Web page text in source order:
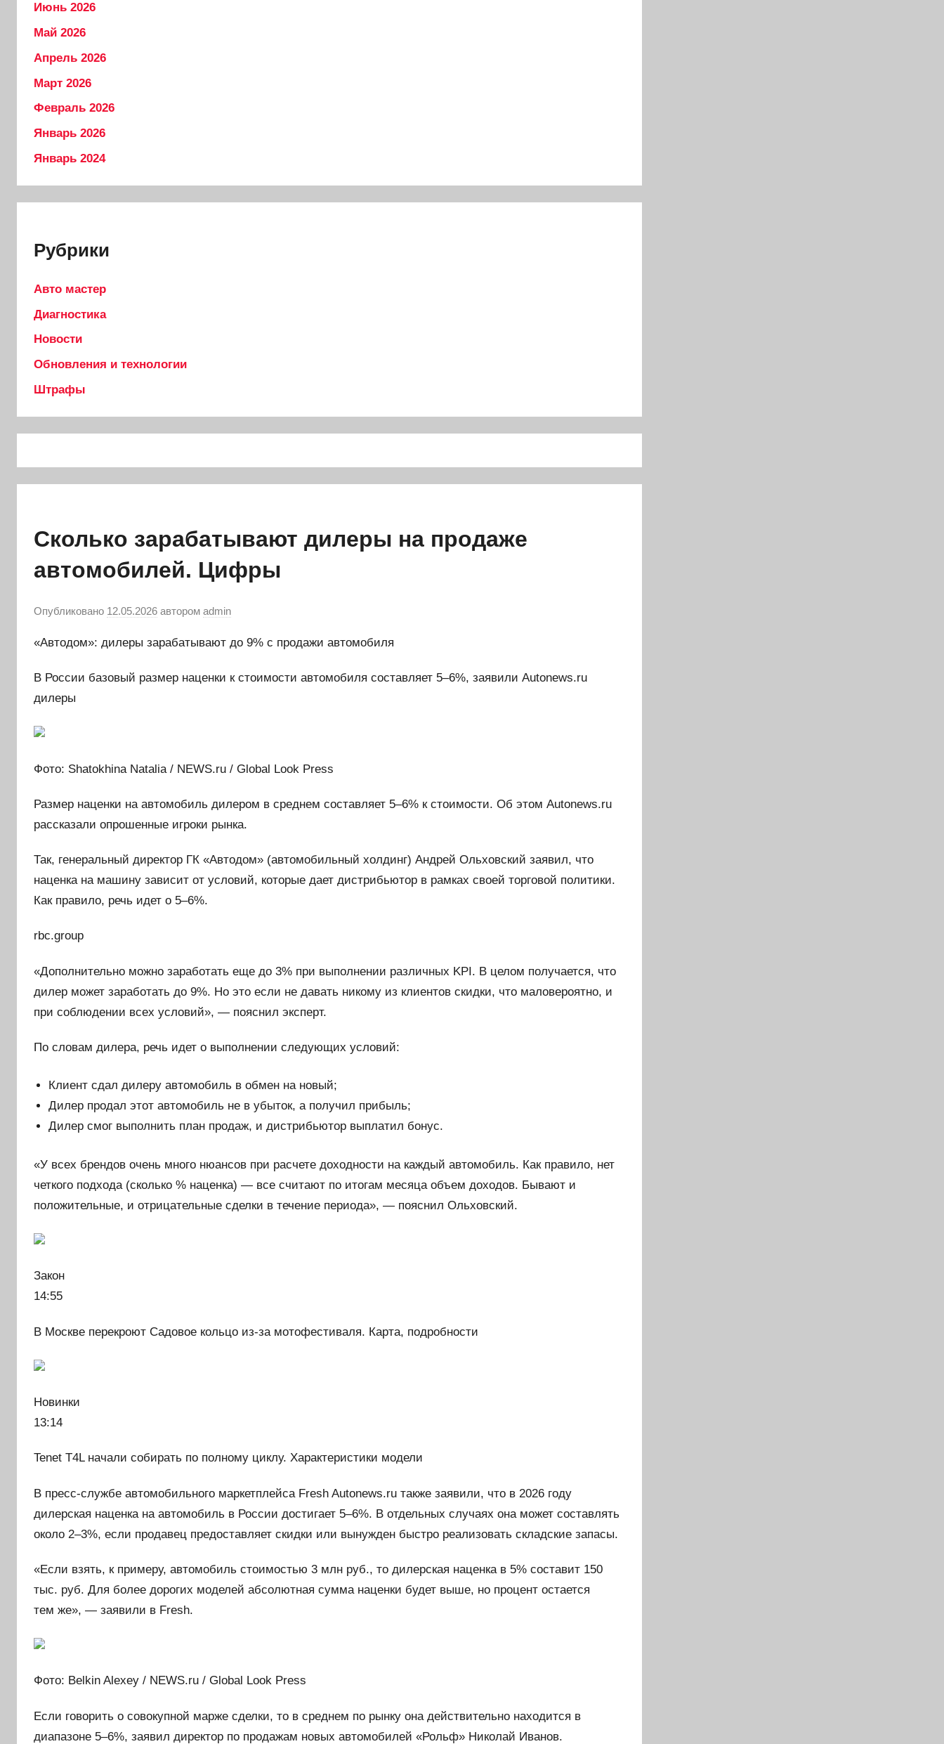
Сколько зарабатывают дилеры на продаже
автомобилей. Цифры
Опубликовано 12.05.2026 автором admin
«Автодом»: дилеры зарабатывают до 9% с продажи автомобиля
В России базовый размер наценки к стоимости автомобиля составляет 5–6%, заявили Autonews.ru
дилеры
Фото: Shatokhina Natalia / NEWS.ru / Global Look Press
Размер наценки на автомобиль дилером в среднем составляет 5–6% к стоимости. Об этом Autonews.ru
рассказали опрошенные игроки рынка.
Так, генеральный директор ГК «Автодом» (автомобильный холдинг) Андрей Ольховский заявил, что
наценка на машину зависит от условий, которые дает дистрибьютор в рамках своей торговой политики.
Как правило, речь идет о 5–6%.
rbc.group
«Дополнительно можно заработать еще до 3% при выполнении различных KPI. В целом получается, что
дилер может заработать до 9%. Но это если не давать никому из клиентов скидки, что маловероятно, и
при соблюдении всех условий», — пояснил эксперт.
По словам дилера, речь идет о выполнении следующих условий:
Клиент сдал дилеру автомобиль в обмен на новый;
Дилер продал этот автомобиль не в убыток, а получил прибыль;
Дилер смог выполнить план продаж, и дистрибьютор выплатил бонус.
«У всех брендов очень много нюансов при расчете доходности на каждый автомобиль. Как правило, нет
четкого подхода (сколько % наценка) — все считают по итогам месяца объем доходов. Бывают и
положительные, и отрицательные сделки в течение периода», — пояснил Ольховский.
Закон
14:55
В Москве перекроют Садовое кольцо из-за мотофестиваля. Карта, подробности
Новинки
13:14
Tenet T4L начали собирать по полному циклу. Характеристики модели
В пресс-службе автомобильного маркетплейса Fresh Autonews.ru также заявили, что в 2026 году
дилерская наценка на автомобиль в России достигает 5–6%. В отдельных случаях она может составлять
около 2–3%, если продавец предоставляет скидки или вынужден быстро реализовать складские запасы.
«Если взять, к примеру, автомобиль стоимостью 3 млн руб., то дилерская наценка в 5% составит 150
тыс. руб. Для более дорогих моделей абсолютная сумма наценки будет выше, но процент остается
тем же», — заявили в Fresh.
Фото: Belkin Alexey / NEWS.ru / Global Look Press
Если говорить о совокупной марже сделки, то в среднем по рынку она действительно находится в
диапазоне 5–6%, заявил директор по продажам новых автомобилей «Рольф» Николай Иванов.
Июнь 2026
Май 2026
Апрель 2026
Март 2026
Февраль 2026
Январь 2026
Январь 2024
Рубрики
Авто мастер
Диагностика
Новости
Обновления и технологии
Штрафы